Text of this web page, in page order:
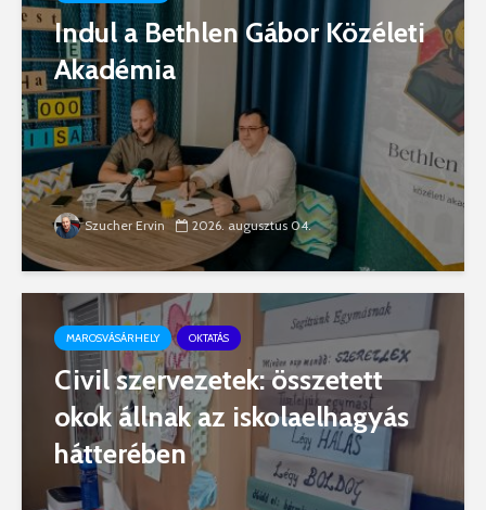
Indul a Bethlen Gábor Közéleti
Akadémia
Szucher Ervin 2026. augusztus 04.
MAROSVÁSÁRHELY OKTATÁS
Civil szervezetek: összetett
okok állnak az iskolaelhagyás
hátterében